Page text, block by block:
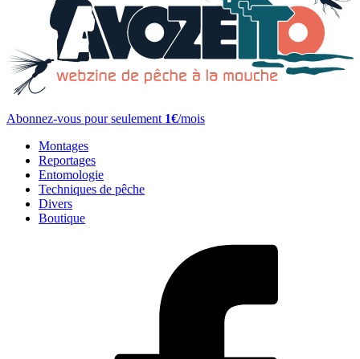
Abonnez-vous pour seulement 1€/mois
Montages
Reportages
Entomologie
Techniques de pêche
Divers
Boutique